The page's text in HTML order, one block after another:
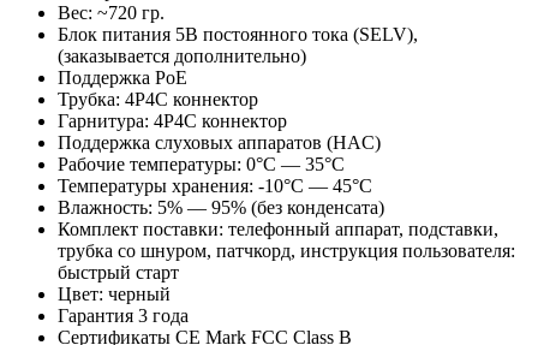
Вес: ~720 гр.
Блок питания 5В постоянного тока (SELV),
(заказывается дополнительно)
Поддержка PoE
Трубка: 4P4C коннектор
Гарнитура: 4P4C коннектор
Поддержка слуховых аппаратов (HAC)
Рабочие температуры: 0°C — 35°C
Температуры хранения: -10°C — 45°C
Влажность: 5% — 95% (без конденсата)
Комплект поставки: телефонный аппарат, подставки,
трубка со шнуром, патчкорд, инструкция пользователя:
быстрый старт
Цвет: черный
Гарантия 3 года
Сертификаты CE Mark FCC Class B